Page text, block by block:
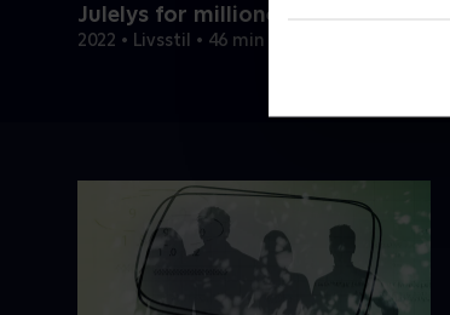
Julelys for millioner
2022 • Livsstil • 46 min